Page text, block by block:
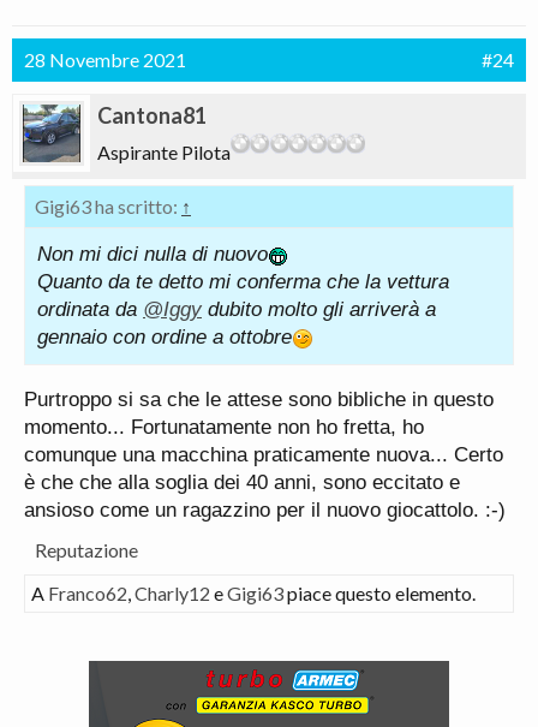
28 Novembre 2021 #24
Cantona81
Aspirante Pilota
Gigi63 ha scritto: ↑
Non mi dici nulla di nuovo
Quanto da te detto mi conferma che la vettura
ordinata da @Iggy dubito molto gli arriverà a
gennaio con ordine a ottobre
Purtroppo si sa che le attese sono bibliche in questo
momento... Fortunatamente non ho fretta, ho
comunque una macchina praticamente nuova... Certo
è che che alla soglia dei 40 anni, sono eccitato e
ansioso come un ragazzino per il nuovo giocattolo. :-)
Reputazione
A Franco62,Charly12 eGigi63piace questo elemento.